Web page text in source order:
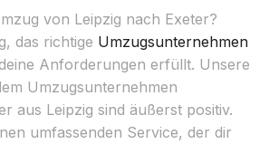
von Leipzig nach Exeter?
das richtige Umzugsunternehmen
Anforderungen erfüllt. Unsere
Umzugsunternehmen
aus Leipzig sind äußerst positiv.
umfassenden Service, der dir